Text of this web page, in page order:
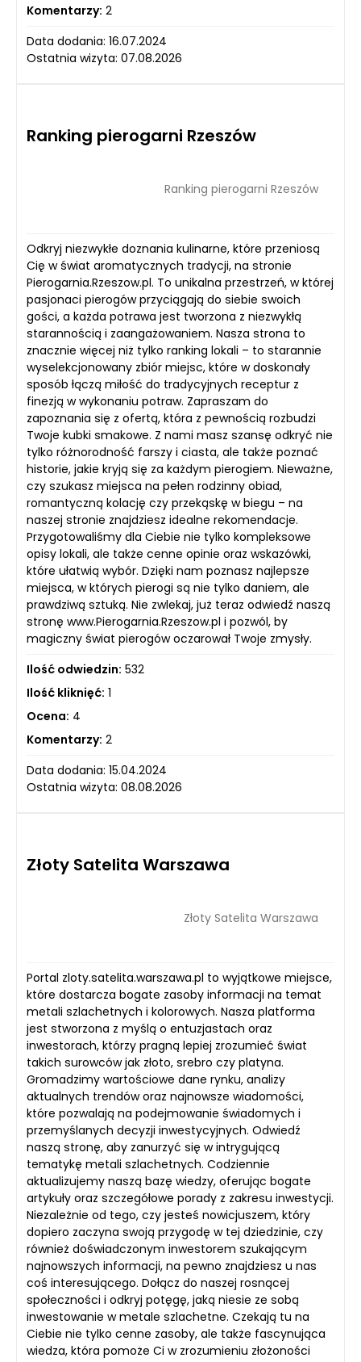
Komentarzy: 2
Data dodania: 16.07.2024
Ostatnia wizyta: 07.08.2026
Ranking pierogarni Rzeszów
Ranking pierogarni Rzeszów
Odkryj niezwykłe doznania kulinarne, które przeniosą
Cię w świat aromatycznych tradycji, na stronie
Pierogarnia.Rzeszow.pl. To unikalna przestrzeń, w której
pasjonaci pierogów przyciągają do siebie swoich
gości, a każda potrawa jest tworzona z niezwykłą
starannością i zaangażowaniem. Nasza strona to
znacznie więcej niż tylko ranking lokali – to starannie
wyselekcjonowany zbiór miejsc, które w doskonały
sposób łączą miłość do tradycyjnych receptur z
finezją w wykonaniu potraw. Zapraszam do
zapoznania się z ofertą, która z pewnością rozbudzi
Twoje kubki smakowe. Z nami masz szansę odkryć nie
tylko różnorodność farszy i ciasta, ale także poznać
historie, jakie kryją się za każdym pierogiem. Nieważne,
czy szukasz miejsca na pełen rodzinny obiad,
romantyczną kolację czy przekąskę w biegu – na
naszej stronie znajdziesz idealne rekomendacje.
Przygotowaliśmy dla Ciebie nie tylko kompleksowe
opisy lokali, ale także cenne opinie oraz wskazówki,
które ułatwią wybór. Dzięki nam poznasz najlepsze
miejsca, w których pierogi są nie tylko daniem, ale
prawdziwą sztuką. Nie zwlekaj, już teraz odwiedź naszą
stronę www.Pierogarnia.Rzeszow.pl i pozwól, by
magiczny świat pierogów oczarował Twoje zmysły.
Ilość odwiedzin: 532
Ilość kliknięć: 1
Ocena: 4
Komentarzy: 2
Data dodania: 15.04.2024
Ostatnia wizyta: 08.08.2026
Złoty Satelita Warszawa
Złoty Satelita Warszawa
Portal zloty.satelita.warszawa.pl to wyjątkowe miejsce,
które dostarcza bogate zasoby informacji na temat
metali szlachetnych i kolorowych. Nasza platforma
jest stworzona z myślą o entuzjastach oraz
inwestorach, którzy pragną lepiej zrozumieć świat
takich surowców jak złoto, srebro czy platyna.
Gromadzimy wartościowe dane rynku, analizy
aktualnych trendów oraz najnowsze wiadomości,
które pozwalają na podejmowanie świadomych i
przemyślanych decyzji inwestycyjnych. Odwiedź
naszą stronę, aby zanurzyć się w intrygującą
tematykę metali szlachetnych. Codziennie
aktualizujemy naszą bazę wiedzy, oferując bogate
artykuły oraz szczegółowe porady z zakresu inwestycji.
Niezależnie od tego, czy jesteś nowicjuszem, który
dopiero zaczyna swoją przygodę w tej dziedzinie, czy
również doświadczonym inwestorem szukającym
najnowszych informacji, na pewno znajdziesz u nas
coś interesującego. Dołącz do naszej rosnącej
społeczności i odkryj potęgę, jaką niesie ze sobą
inwestowanie w metale szlachetne. Czekają tu na
Ciebie nie tylko cenne zasoby, ale także fascynująca
wiedza, która pomoże Ci w zrozumieniu złożoności